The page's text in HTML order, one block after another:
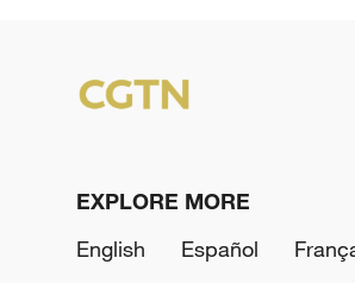
EXPLORE MORE
English
Español